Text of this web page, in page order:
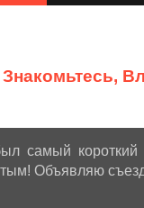
Знакомьтесь,
самый
Объявляю